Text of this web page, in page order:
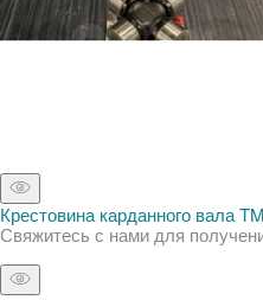
Крестовина карданного вала
Свяжитесь с нами для